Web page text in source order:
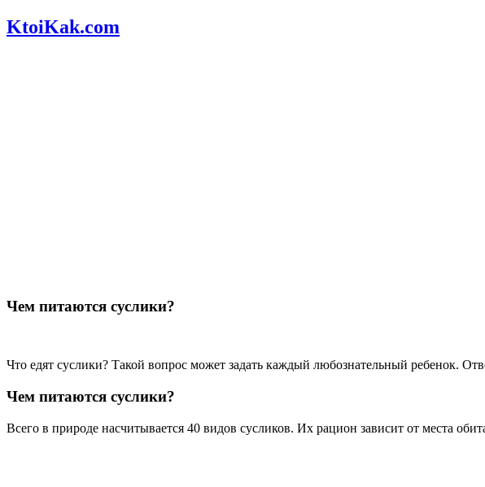
KtoiKak.com
Чем питаются суслики?
Что едят суслики? Такой вопрос может задать каждый любознательный ребенок.
Чем питаются суслики?
Всего в природе насчитывается 40 видов сусликов. Их рацион зависит от места